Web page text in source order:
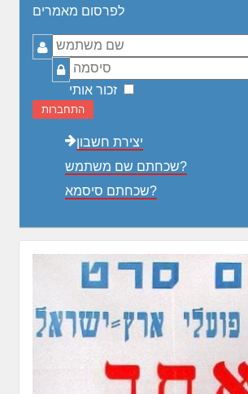
לפרסום מאמרים
שם
משתמש
סיסמה
זכור אותי
התחברות
יצירת חשבון
שכחתם שם משתמש?
שכחתם סיסמא?